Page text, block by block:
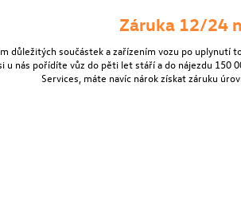
Záruka 12/24
důležitých součástek a zařízením vozu po
u nás pořídíte vůz do pěti let stáří a do nájezdu
Services, máte navíc nárok získat záruku